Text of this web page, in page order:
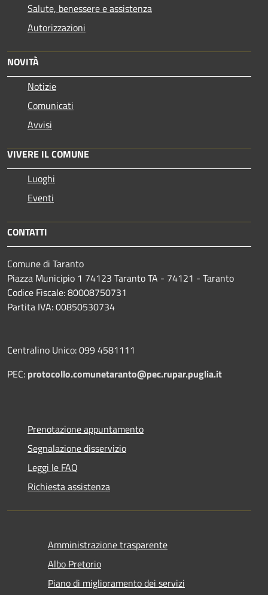
Salute, benessere e assistenza
Autorizzazioni
NOVITÀ
Notizie
Comunicati
Avvisi
VIVERE IL COMUNE
Luoghi
Eventi
CONTATTI
Comune di Taranto
Piazza Municipio 1 74123 Taranto TA - 74121 - Taranto
Codice Fiscale: 80008750731
Partita IVA: 00850530734
Centralino Unico: 099 4581111
PEC: protocollo.comunetaranto@pec.rupar.puglia.it
Prenotazione appuntamento
Segnalazione disservizio
Leggi le FAQ
Richiesta assistenza
Amministrazione trasparente
Albo Pretorio
Piano di miglioramento dei servizi